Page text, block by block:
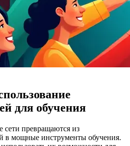
для обучения
превращаются из
в мощные инструменты обучения.